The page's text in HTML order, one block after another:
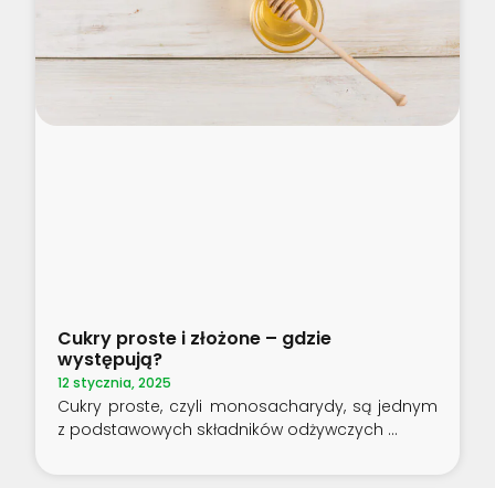
Cukry proste i złożone – gdzie
występują?
12 stycznia, 2025
Cukry proste, czyli monosacharydy, są jednym
z podstawowych składników odżywczych